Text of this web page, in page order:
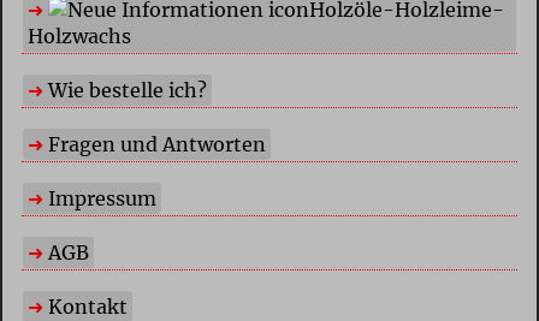
Holzöle-Holzleime-
Holzwachs
Wie bestelle ich?
Fragen und Antworten
Impressum
AGB
Kontakt